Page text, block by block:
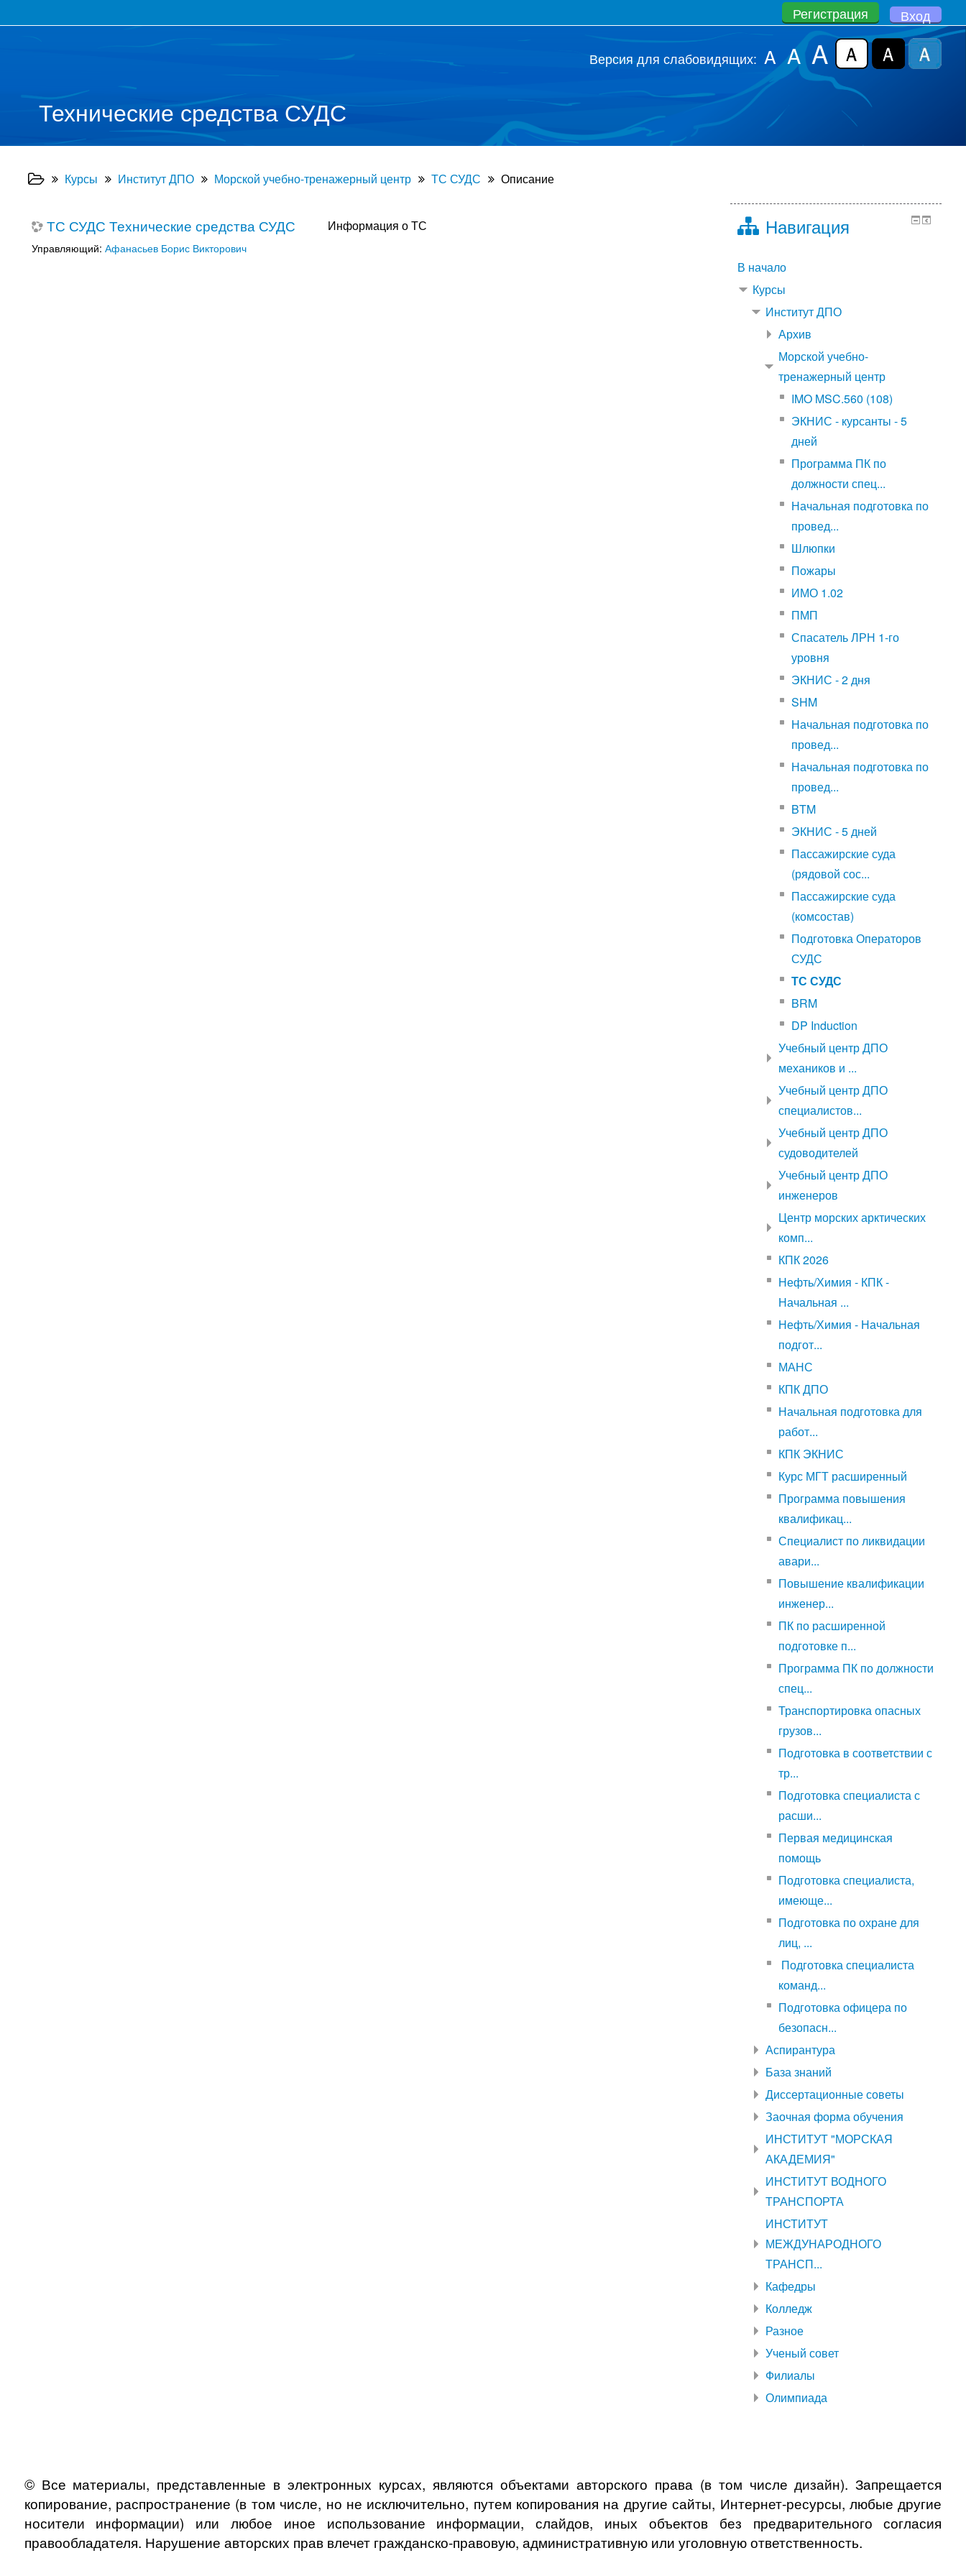
Регистрация Вход
Версия для слабовидящих: A A A
Технические средства СУДС
Курсы Институт ДПО Морской учебно-тренажерный центр ТС СУДС Описание
ТС СУДС Технические средства СУДС Информация о ТС
Управляющий: Афанасьев Борис Викторович
Навигация
В начало
Курсы
Институт ДПО
Архив
Морской учебно-
тренажерный центр
IMO MSC.560 (108)
ЭКНИС - курсанты - 5
дней
Программа ПК по
должности спец...
Начальная подготовка по
провед...
Шлюпки
Пожары
ИМО 1.02
ПМП
Спасатель ЛРН 1-го
уровня
ЭКНИС - 2 дня
SHM
Начальная подготовка по
провед...
Начальная подготовка по
провед...
BTM
ЭКНИС - 5 дней
Пассажирские суда
(рядовой сос...
Пассажирские суда
(комсостав)
Подготовка Операторов
СУДС
ТС СУДС
BRM
DP Induction
Учебный центр ДПО
механиков и ...
Учебный центр ДПО
специалистов...
Учебный центр ДПО
судоводителей
Учебный центр ДПО
инженеров
Центр морских арктических
комп...
КПК 2026
Нефть/Химия - КПК -
Начальная ...
Нефть/Химия - Начальная
подгот...
МАНС
КПК ДПО
Начальная подготовка для
работ...
КПК ЭКНИС
Курс МГТ расширенный
Программа повышения
квалификац...
Специалист по ликвидации
авари...
Повышение квалификации
инженер...
ПК по расширенной
подготовке п...
Программа ПК по должности
спец...
Транспортировка опасных
грузов...
Подготовка в соответствии с
тр...
Подготовка специалиста с
расши...
Первая медицинская
помощь
Подготовка специалиста,
имеюще...
Подготовка по охране для
лиц, ...
Подготовка специалиста
команд...
Подготовка офицера по
безопасн...
Аспирантура
База знаний
Диссертационные советы
Заочная форма обучения
ИНСТИТУТ "МОРСКАЯ
АКАДЕМИЯ"
ИНСТИТУТ ВОДНОГО
ТРАНСПОРТА
ИНСТИТУТ
МЕЖДУНАРОДНОГО
ТРАНСП...
Кафедры
Колледж
Разное
Ученый совет
Филиалы
Олимпиада
© Все материалы, представленные в электронных курсах, являются объектами авторского права (в том числе дизайн). Запрещается
копирование, распространение (в том числе, но не исключительно, путем копирования на другие сайты, Интернет-ресурсы, любые другие
носители информации) или любое иное использование информации, слайдов, иных объектов без предварительного согласия
правообладателя. Нарушение авторских прав влечет гражданско-правовую, административную или уголовную ответственность.